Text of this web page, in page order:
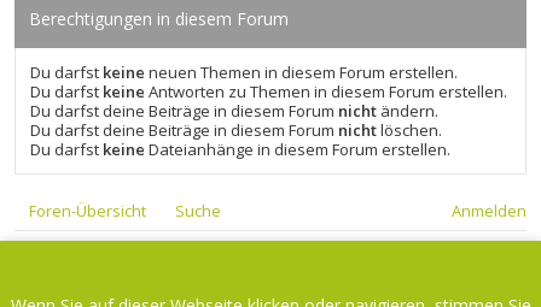
Berechtigungen in diesem Forum
Du darfst keine neuen Themen in diesem Forum erstellen.
Du darfst keine Antworten zu Themen in diesem Forum erstellen.
Du darfst deine Beiträge in diesem Forum nicht ändern.
Du darfst deine Beiträge in diesem Forum nichtlöschen.
Du darfst keine Dateianhänge in diesem Forum erstellen.
Foren-Übersicht Suche Anmelden